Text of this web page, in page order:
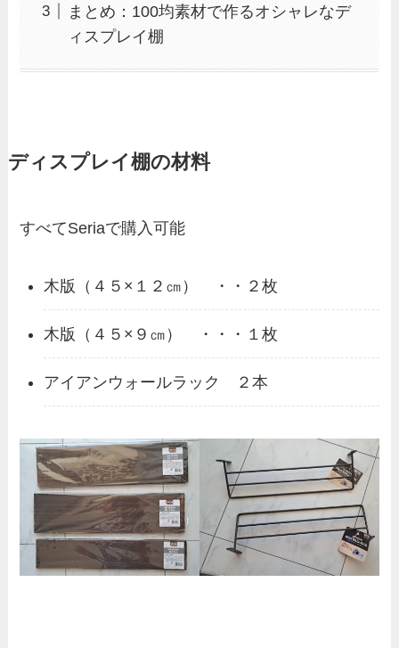
まとめ：100均素材で作るオシャレなデ
ィスプレイ棚
ディスプレイ棚の材料
すべてSeriaで購入可能
木版（４５×１２㎝） ・・２枚
木版（４５×９㎝） ・・・１枚
アイアンウォールラック ２本